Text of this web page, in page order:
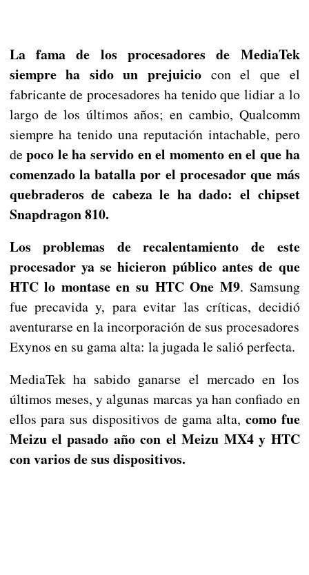
La fama de los procesadores de MediaTek
siempre ha sido un prejuicio con el que el
fabricante de procesadores ha tenido que lidiar a lo
largo de los últimos años; en cambio, Qualcomm
siempre ha tenido una reputación intachable, pero
depoco le ha servido en el momento en el que ha
comenzado la batalla por el procesador que más
quebraderos de cabeza le ha dado: el chipset
Snapdragon 810.
Los problemas de recalentamiento de este
procesador ya se hicieron público antes de que
HTC lo montase en su HTC One M9. Samsung
fue precavida y, para evitar las críticas, decidió
aventurarse en la incorporación de sus procesadores
Exynos en su gama alta: la jugada le salió perfecta.
MediaTek ha sabido ganarse el mercado en los
últimos meses, y algunas marcas ya han confiado en
ellos para sus dispositivos de gama alta, como fue
Meizu el pasado año con el Meizu MX4 y HTC
con varios de sus dispositivos.